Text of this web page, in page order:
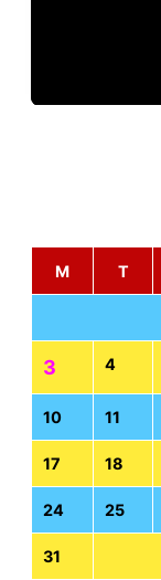
M
T
3 4
10 11
17 18
24 25
31